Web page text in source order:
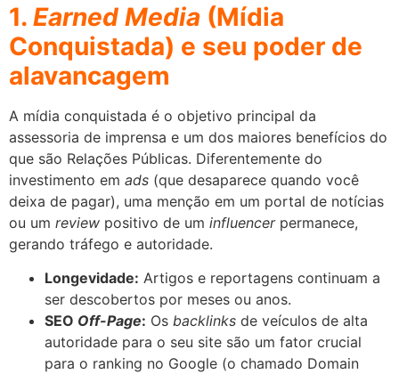
1. Earned Media (Mídia
Conquistada) e seu poder de
alavancagem
A mídia conquistada é o objetivo principal da
assessoria de imprensa e um dos maiores benefícios do
que são Relações Públicas. Diferentemente do
investimento em ads (que desaparece quando você
deixa de pagar), uma menção em um portal de notícias
ou um review positivo de um influencerpermanece,
gerando tráfego e autoridade.
Longevidade: Artigos e reportagens continuam a
ser descobertos por meses ou anos.
SEO Off-Page: Os backlinks de veículos de alta
autoridade para o seu site são um fator crucial
para o ranking no Google (o chamado Domain